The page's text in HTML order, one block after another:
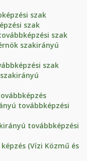
szak
szak
szak
szakirányú
szak
továbbképzési
továbbképzési
(Vízi Közmű és